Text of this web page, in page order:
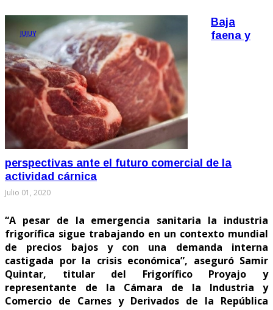
JUJUY
Baja
faena y
perspectivas ante el futuro comercial de la
actividad cárnica
Julio 01, 2020
“A pesar de la emergencia sanitaria la industria
frigorífica sigue trabajando en un contexto mundial
de precios bajos y con una demanda interna
castigada por la crisis económica”, aseguró Samir
Quintar, titular del Frigorífico Proyajo y
representante de la Cámara de la Industria y
Comercio de Carnes y Derivados de la República